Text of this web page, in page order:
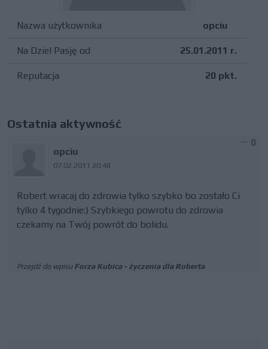
Nazwa użytkownika opciu
Na Dziel Pasję od 25.01.2011 r.
Reputacja 20 pkt.
Ostatnia aktywność
opciu
07.02.2011 20:48
0
Robert wracaj do zdrowia tylko szybko bo zostało Ci
tylko 4 tygodnie:) Szybkiego powrotu do zdrowia
czekamy na Twój powrót do bolidu.
Przejdź do wpisu Forza Kubica - życzenia dla Roberta